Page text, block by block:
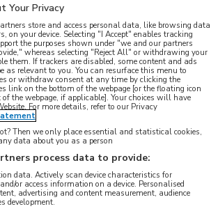
is ook veilig
momenteel een
(TNFi) krijgen voor
indicaties. Dat blijkt uit de
Varicella Zoster Vaccine
Er werden in de zes weken na
Your Privacy
store and access personal data, like browsing data
on your device. Selecting "I Accept" enables tracking
the purposes shown under "we and our partners
whereas selecting "Reject All" or withdrawing your
them. If trackers are disabled, some content and ads
as relevant to you. You can resurface this menu to
or withdraw consent at any time by clicking the
link on the bottom of the webpage [or the floating icon
the webpage, if applicable]. Your choices will have
For more details, refer to our Privacy
Then we only place essential and statistical cookies,
data about you as a person
process data to provide:
data. Actively scan device characteristics for
or access information on a device. Personalised
advertising and content measurement, audience
development.